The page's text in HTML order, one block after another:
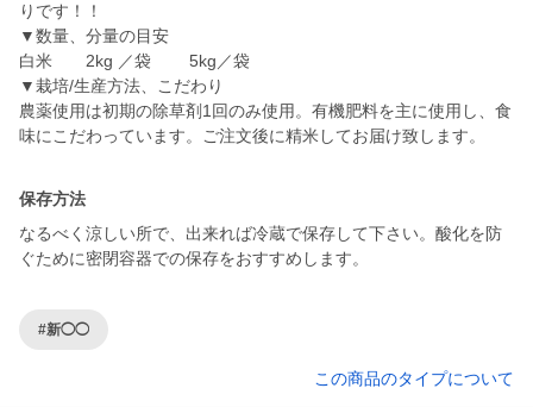
りです！！
▼数量、分量の目安
白米 2kg ／袋 5kg／袋
▼栽培/生産方法、こだわり
農薬使用は初期の除草剤1回のみ使用。有機肥料を主に使用し、食
保存方法
なるべく涼しい所で、出来れば冷蔵で保存して下さい。酸化を防
ぐために密閉容器での保存をおすすめします。
#新◯◯
この商品のタイプについて